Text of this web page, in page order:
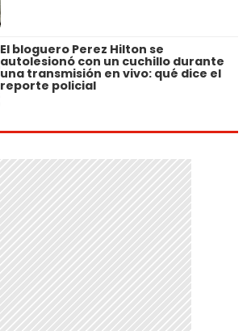
El bloguero Perez Hilton se
autolesionó con un cuchillo durante
una transmisión en vivo: qué dice el
reporte policial